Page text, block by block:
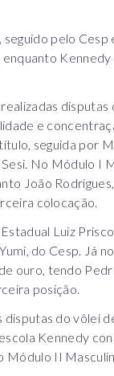
pelo Cesp
disputas
e
seguida por
No Módulo I
João
colocação.
Luiz
do Cesp. Já
ouro, tendo
posição.
disputas do vôlei
Kennedy
Módulo II